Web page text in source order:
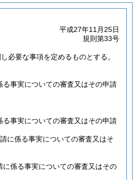
平成27年11月25日
規則第33号
必要な事項を定めるものとする。
事実についての審査又はその申請
事実についての審査又はその申請
に係る事実についての審査又はそ
係る事実についての審査又はその